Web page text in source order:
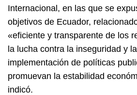
Internacional, en las que se
objetivos de Ecuador,
«eficiente y transparente de los
la lucha contra la inseguridad y
implementación de políticas
promuevan la estabilidad
indicó.